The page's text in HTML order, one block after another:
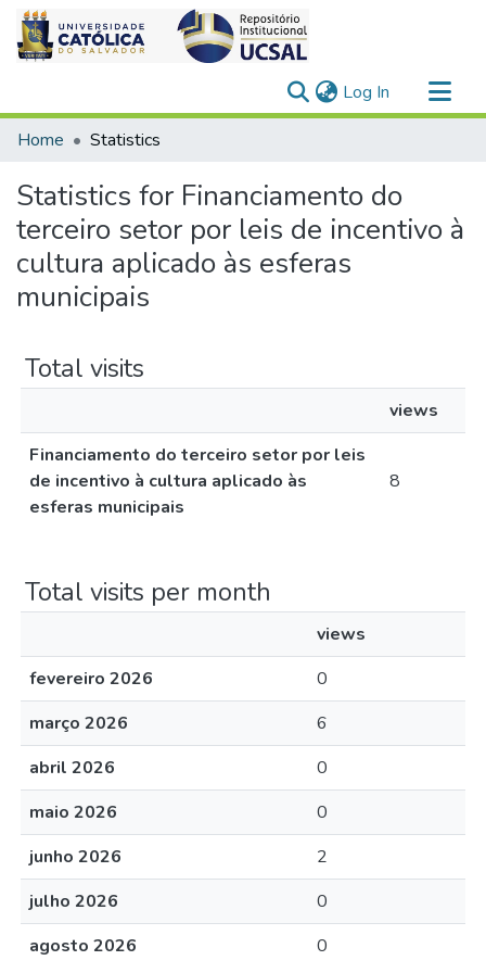
Log In (current)
Communities & Collections
Home Statistics
Statistics for Financiamento do
terceiro setor por leis de incentivo à
cultura aplicado às esferas
municipais
Total visits
views
Financiamento do terceiro setor por leis
de incentivo à cultura aplicado às
esferas municipais
8
Total visits per month
views
fevereiro 2026
0
março 2026
6
abril 2026
0
maio 2026
0
junho 2026
2
julho 2026
0
agosto 2026
0